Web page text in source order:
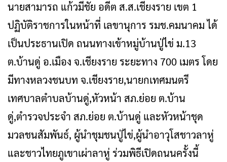
นายสามารถ แก้วมีชัย อดีต ส.ส.เชียงราย เขต 1
ปฏิบัติราชการในหน้าที่ เลขานุการ รมช.คมนาคม ได้
เป็นประธานเปิด ถนนทางเข้าหมู่บ้านปู่ไข่ ม.13
ต.บ้านดู่ อ.เมือง จ.เชียงราย ระยะทาง 700 เมตร โดย
มีทางหลวงชนบท จ.เชียงราย,นายกเทศมนตรี
เทศบาลตำบลบ้านดู่,หัวหน้า สภ.ย่อย ต.บ้าน
ดู่,ตำรวจประจำ สภ.ย่อย ต.บ้านดู่ และหัวหน้าชุด
มวลชนสัมพันธ์, ผู้นำชุมชนปู่ไข่,ผู้นำอาวุโสชาวลาหู่
และชาวไทยภูเขาเผ่าลาหู่ ร่วมพิธีเปิดถนนครั้งนี้